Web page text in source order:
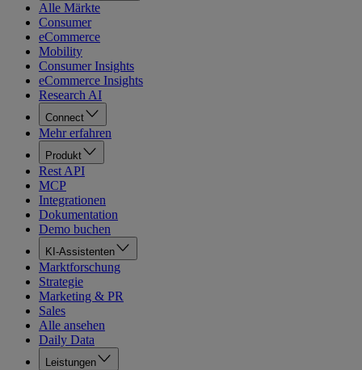
Alle Märkte
Consumer
eCommerce
Mobility
Consumer Insights
eCommerce Insights
Research AI
Connect
Mehr erfahren
Produkt
Rest API
MCP
Integrationen
Dokumentation
Demo buchen
KI-Assistenten
Marktforschung
Strategie
Marketing & PR
Sales
Alle ansehen
Daily Data
Leistungen